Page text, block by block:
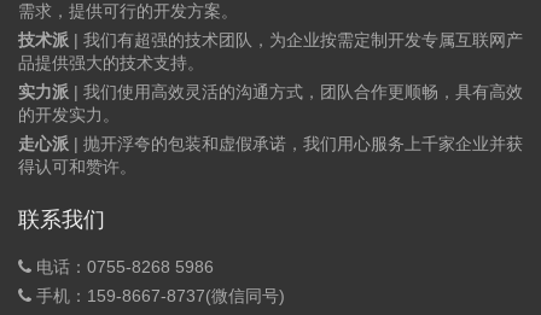
需求，提供可行的开发方案。
技术派 | 我们有超强的技术团队，为企业按需定制开发专属互联网产
品提供强大的技术支持。
实力派 | 我们使用高效灵活的沟通方式，团队合作更顺畅，具有高效
的开发实力。
走心派 | 抛开浮夸的包装和虚假承诺，我们用心服务上千家企业并获
得认可和赞许。
联系我们
电话：0755-8268 5986
手机：159-8667-8737(微信同号)